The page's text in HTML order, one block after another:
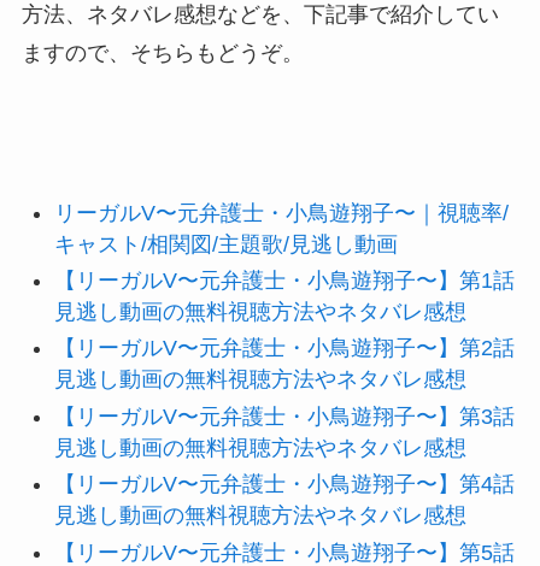
方法、ネタバレ感想などを、下記事で紹介してい
ますので、そちらもどうぞ。
リーガルV〜元弁護士・小鳥遊翔子〜｜視聴率/
キャスト/相関図/主題歌/見逃し動画
【リーガルV〜元弁護士・小鳥遊翔子〜】第1話
見逃し動画の無料視聴方法やネタバレ感想
【リーガルV〜元弁護士・小鳥遊翔子〜】第2話
見逃し動画の無料視聴方法やネタバレ感想
【リーガルV〜元弁護士・小鳥遊翔子〜】第3話
見逃し動画の無料視聴方法やネタバレ感想
【リーガルV〜元弁護士・小鳥遊翔子〜】第4話
見逃し動画の無料視聴方法やネタバレ感想
【リーガルV〜元弁護士・小鳥遊翔子〜】第5話